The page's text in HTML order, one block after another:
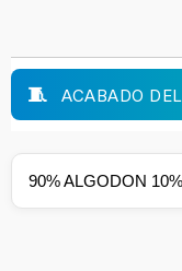
ACABADO
90% ALGODON